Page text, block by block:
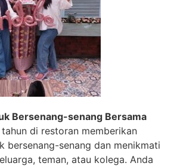
Bersenang-senang Bersama
di restoran memberikan
bersenang-senang dan menikmati
teman, atau kolega. Anda